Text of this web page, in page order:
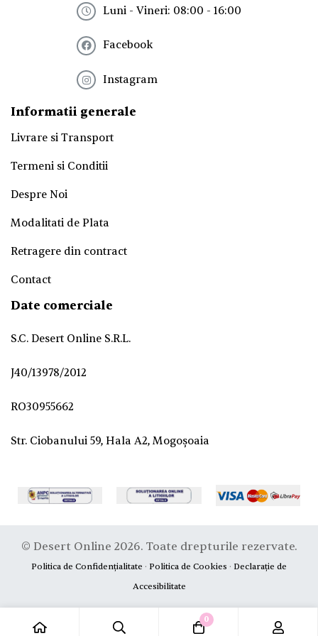
Luni - Vineri: 08:00 - 16:00
Facebook
Instagram
Informatii generale
Livrare si Transport
Termeni si Conditii
Despre Noi
Modalitati de Plata
Retragere din contract
Contact
Date comerciale
S.C. Desert Online S.R.L.
J40/13978/2012
RO30955662
Str. Ciobanului 59, Hala A2, Mogoșoaia
© Desert Online 2026. Toate drepturile rezervate.
Politica de Confidențialitate · Politica de Cookies · Declarație de
Accesibilitate
0